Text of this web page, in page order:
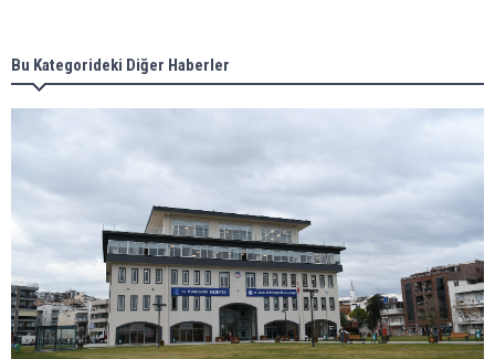
Bu Kategorideki Diğer Haberler